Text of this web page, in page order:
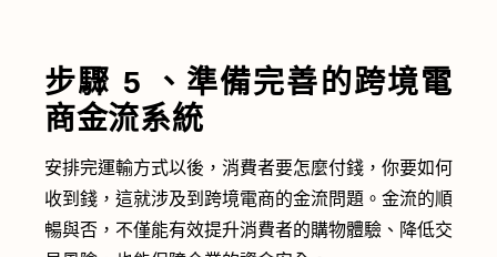
步驟 5 、準備完善的跨境電
商金流系統
安排完運輸方式以後，消費者要怎麼付錢，你要如何
收到錢，這就涉及到跨境電商的金流問題。金流的順
暢與否，不僅能有效提升消費者的購物體驗、降低交